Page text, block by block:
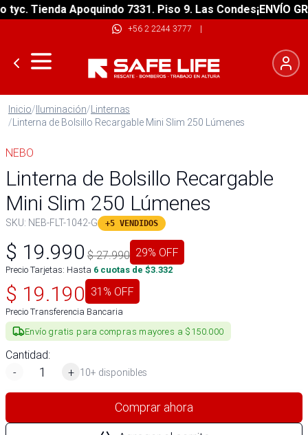
Tienda Apoquindo 7331. Piso 9. Las Condes¡ENVÍO
+56 2 2244 3777 |
Inicio/Iluminación/Linternas
/Linterna de Bolsillo Recargable Mini Slim 250 Lúmenes
NEBO
Linterna de Bolsillo Recargable
Mini Slim 250 Lúmenes
SKU: NEB-FLT-1042-G +5 VENDIDOS
$ 19.990 $27.990 29% OFF
Precio Tarjetas: Hasta 6 cuotas de $3.332
$ 19.190 31 % OFF
Precio Transferencia Bancaria
Envío gratis para compras mayores a $150.000
Cantidad:
-
+ 10+ disponibles
Comprar ahora